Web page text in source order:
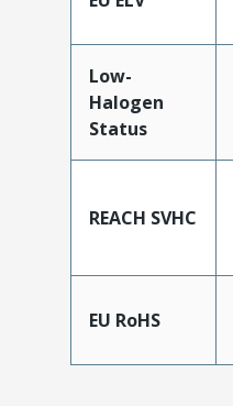
Low-
Halogen
Status
REACH SVHC
EU RoHS